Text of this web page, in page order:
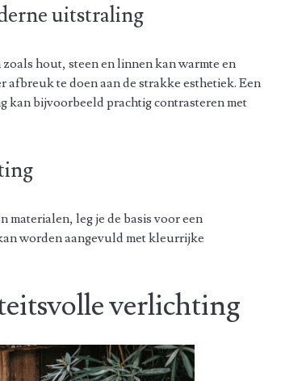
uitstraling
hout, steen en linnen kan warmte en
te doen aan de strakke esthetiek. Een
kan bijvoorbeeld prachtig contrasteren met
leg je de basis voor een
worden aangevuld met kleurrijke
verlichting